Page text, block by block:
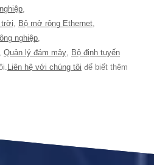
trời
Bộ mở rộng Ethernet
nghiệp
Quản lý đám mây Bộ định tuyến
Liên hệ với chúng tôi để biết thêm